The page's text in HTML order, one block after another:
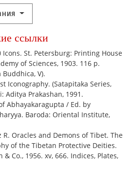
ссылки
Icons. St. Petersburg: Printing House
of Sciences, 1903. 116 p.
V).
Iconography. (Satapitaka Series,
Aditya Prakashan, 1991.
Abhayakaragupta / Ed. by
Baroda: Oriental Institute,
R. Oracles and Demons of Tibet. The
of the Tibetan Protective Deities.
Co., 1956. xv, 666. Indices, Plates,